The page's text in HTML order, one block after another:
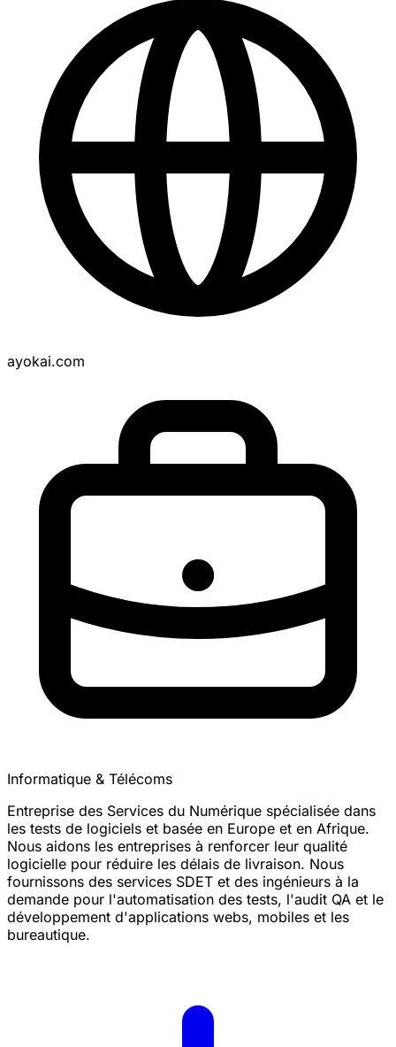
ayokai.com
Informatique & Télécoms
Entreprise des Services du Numérique spécialisée dans
les tests de logiciels et basée en Europe et en Afrique.
Nous aidons les entreprises à renforcer leur qualité
logicielle pour réduire les délais de livraison. Nous
fournissons des services SDET et des ingénieurs à la
demande pour l'automatisation des tests, l'audit QA et le
développement d'applications webs, mobiles et les
bureautique.